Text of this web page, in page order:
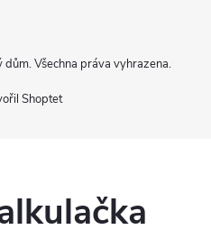
Shoptet
dům. Všechna práva vyhrazena.